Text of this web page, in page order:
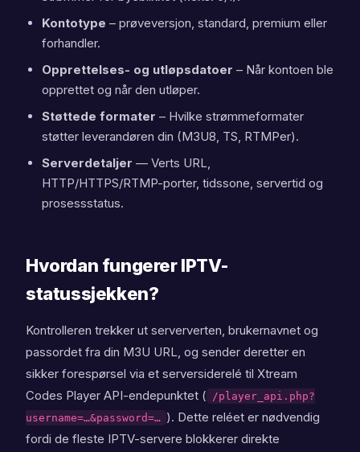
Kontotype – prøveversjon, standard, premium eller
forhandler.
Opprettelses- og utløpsdatoer – Når kontoen ble
opprettet og når den utløper.
Støttede formater – Hvilke strømmeformater
støtter leverandøren din (M3U8, TS, RTMPer).
Serverdetaljer — Verts URL,
HTTP/HTTPS/RTMP-porter, tidssone, servertid og
prosessstatus.
Hvordan fungerer IPTV-
statussjekken?
Kontrolleren trekker ut serververten, brukernavnet og
passordet fra din M3U URL, og sender deretter en
sikker forespørsel via et serversiderelé til Xtream
Codes Player API-endepunktet ( /player_api.php?
username=…&password=… ). Dette reléet er nødvendig
fordi de fleste IPTV-servere blokkerer direkte